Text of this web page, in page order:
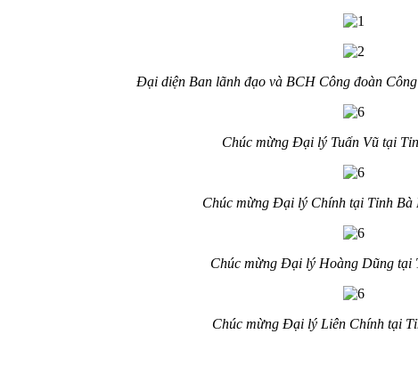
Đại diện Ban lãnh đạo và BCH Công đoàn
Chúc mừng Đại lý Tuấn Vũ tại
Chúc mừng Đại lý Chính tại Tỉnh Bà
Chúc mừng Đại lý Hoàng Dũng tại
Chúc mừng Đại lý Liên Chính tại